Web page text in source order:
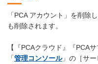
「PCA アカウント」を削除
も削除されます。
【『PCAクラウド』『PCA
「管理コンソール」の［サ